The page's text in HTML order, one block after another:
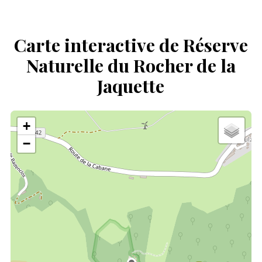
Carte interactive de Réserve
Naturelle du Rocher de la
Jaquette
+
−